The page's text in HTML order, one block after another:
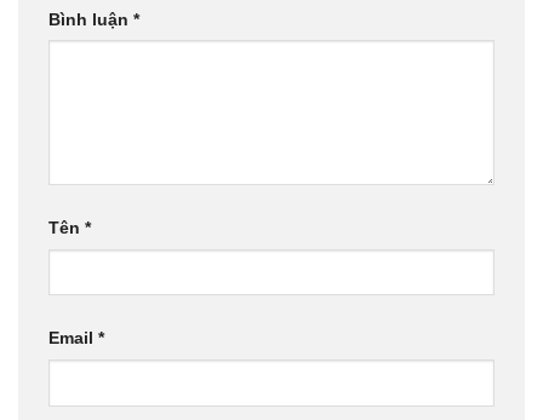
Bình luận *
Tên *
Email *